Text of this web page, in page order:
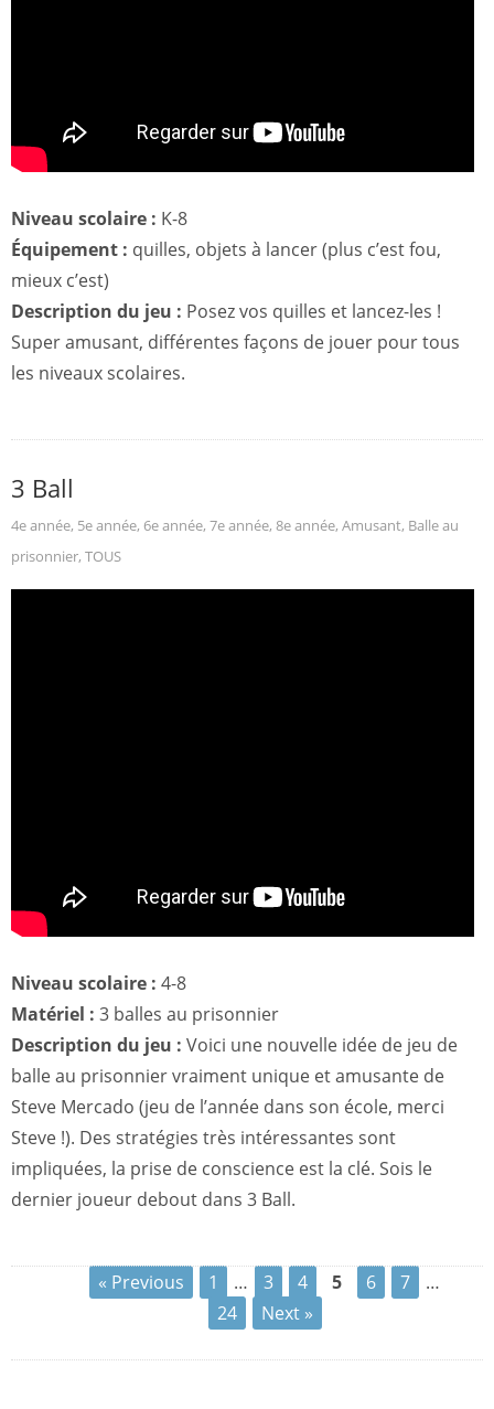
Niveau scolaire : K-8
Équipement : quilles, objets à lancer (plus c’est fou,
mieux c’est)
Description du jeu : Posez vos quilles et lancez-les !
Super amusant, différentes façons de jouer pour tous
les niveaux scolaires.
3 Ball
4e année, 5e année, 6e année, 7e année, 8e année, Amusant, Balle au
prisonnier, TOUS
Niveau scolaire : 4-8
Matériel : 3 balles au prisonnier
Description du jeu : Voici une nouvelle idée de jeu de
balle au prisonnier vraiment unique et amusante de
Steve Mercado (jeu de l’année dans son école, merci
Steve !). Des stratégies très intéressantes sont
impliquées, la prise de conscience est la clé. Sois le
dernier joueur debout dans 3 Ball.
« Previous 1 … 3 4 5 6 7
…
24
Next »